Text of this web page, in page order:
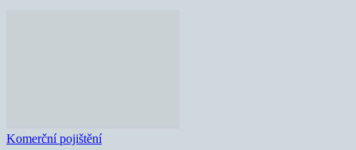
Komerční pojištění